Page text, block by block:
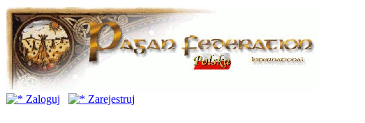
Zaloguj
Zarejestruj